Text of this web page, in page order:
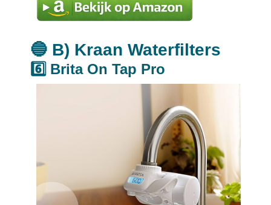
🔵 B) Kraan Waterfilters
6️⃣ Brita On Tap Pro